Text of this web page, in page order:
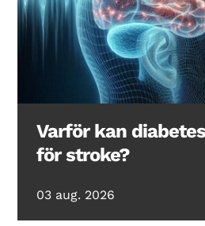
Varför kan
för stroke?
03 aug. 2026